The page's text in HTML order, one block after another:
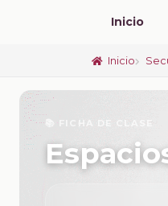
Inicio
Inicio
📚 FICHA DE CLASE